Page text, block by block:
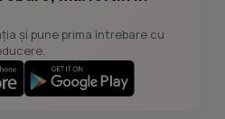
și pune prima întrebare cu